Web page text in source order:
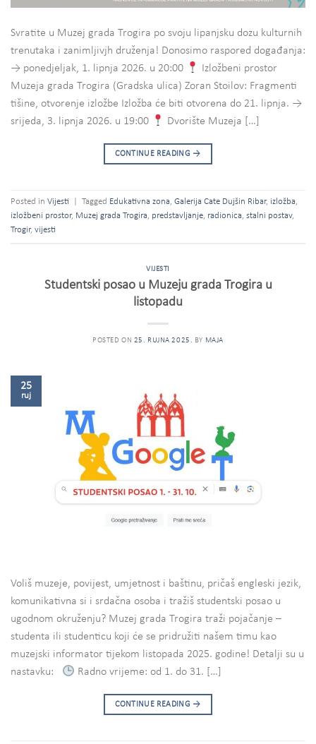
Svratite u Muzej grada Trogira po svoju lipanjsku dozu kulturnih
trenutaka i zanimljivjh druženja! Donosimo raspored događanja:
→ ponedjeljak, 1. lipnja 2026. u 20:00
Izložbeni prostor
Muzeja grada Trogira (Gradska ulica) Zoran Stoilov: Fragmenti
tišine, otvorenje izložbe Izložba će biti otvorena do 21. lipnja. →
srijeda, 3. lipnja 2026. u 19:00
Dvorište Muzeja […]
CONTINUE READING →
Posted in Vijesti Tagged Edukativna zona, Galerija Cate Dujšin Ribar, izložba,
izložbeni prostor, Muzej grada Trogira, predstavljanje, radionica, stalni postav,
Trogir, vijesti
VIJESTI
Studentski posao u Muzeju grada Trogira u
listopadu
POSTED ON 25. RUJNA 2025. BY MAJA
25
ruj
Voliš muzeje, povijest, umjetnost i baštinu, pričaš engleski jezik,
komunikativna si i srdačna osoba i tražiš studentski posao u
ugodnom okruženju? Muzej grada Trogira traži pojačanje –
studenta ili studenticu koji će se pridružiti našem timu kao
muzejski informator tijekom listopada 2025. godine! Detalji su u
nastavku:
Radno vrijeme: od 1. do 31. […]
CONTINUE READING →